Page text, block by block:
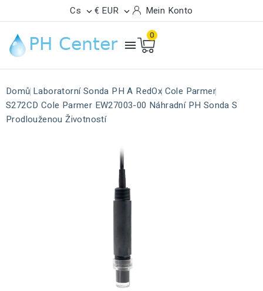
Cs  € EUR  Mein Konto

0
Domů Laboratorní Sonda PH A RedOx Cole Parmer
S272CD Cole Parmer EW27003-00 Náhradní PH Sonda S
Prodlouženou Životností